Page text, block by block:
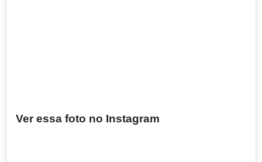
Ver essa foto no Instagram